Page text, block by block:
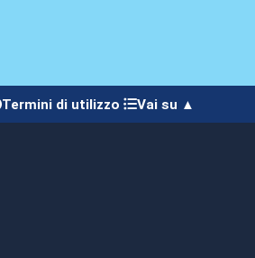
Termini di utilizzo Vai su ▲